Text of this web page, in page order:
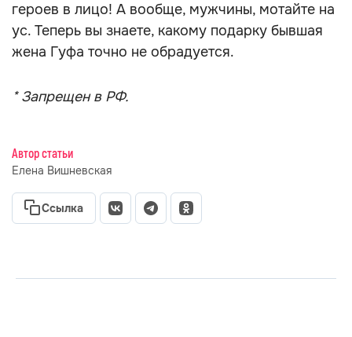
героев в лицо! А вообще, мужчины, мотайте на
ус. Теперь вы знаете, какому подарку бывшая
жена Гуфа точно не обрадуется.
* Запрещен в РФ.
Автор статьи
Елена Вишневская
Ссылка